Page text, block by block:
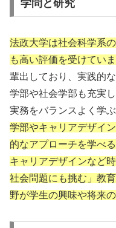
学問と研究
法政大学は社会科学系
も高い評価を受けていま
輩出しており、実践的
学部や社会学部も充実
実務をバランスよく学
学部やキャリアデザイ
的なアプローチを学べ
キャリアデザインなど
社会問題にも挑む」教
野が学生の興味や将来